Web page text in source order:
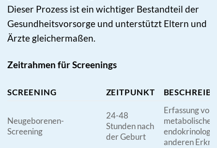
Dieser Prozess ist ein wichtiger Bestandteil der
Gesundheitsvorsorge und unterstützt Eltern und
Ärzte gleichermaßen.
Zeitrahmen für Screenings
SCREENING ZEITPUNKT
Neugeborenen-
Screening
24-48
Stunden nach
der Geburt
Erfassung von
metabolischen,
anderen